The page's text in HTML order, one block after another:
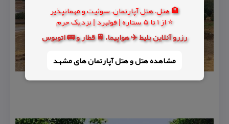
🏨 هتل، هتل آپارتمان، سوئیت و مهمانپذیر
⭐ از 1 تا 5 ستاره | فولبرد | نزدیک حرم
رزرو آنلاین بلیط ✈️ هواپیما، 🚆 قطار و 🚌 اتوبوس
مشاهده هتل و هتل‌ آپارتمان های مشهد